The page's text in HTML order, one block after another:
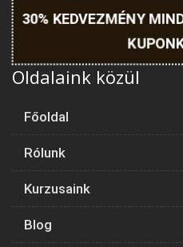
30% KEDVEZMÉNY
Oldalaink közül
Főoldal
Rólunk
Kurzusaink
Blog